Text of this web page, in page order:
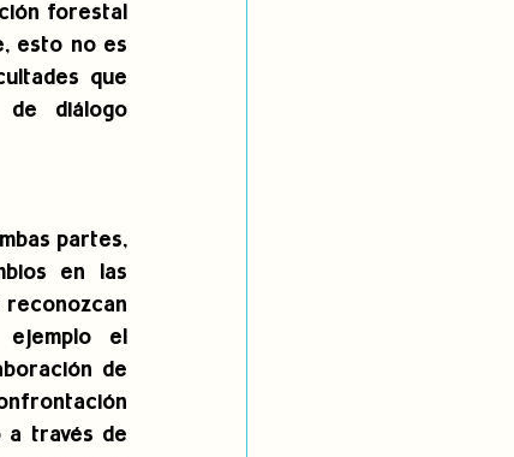
forestal
esto no es
que
de diálogo
partes,
en las
reconozcan
el
de
a través de